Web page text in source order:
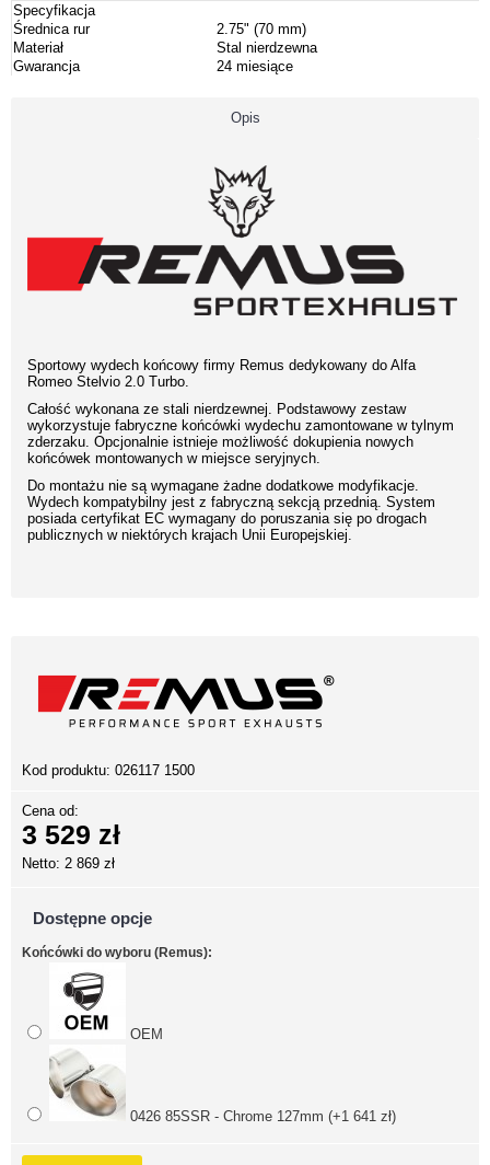
Specyfikacja
Średnica rur
2.75" (70 mm)
Materiał
Stal nierdzewna
Gwarancja
24 miesiące
Opis
Sportowy wydech końcowy firmy Remus dedykowany do Alfa
Romeo Stelvio 2.0 Turbo.
Całość wykonana ze stali nierdzewnej. Podstawowy zestaw
wykorzystuje fabryczne końcówki wydechu zamontowane w tylnym
zderzaku. Opcjonalnie istnieje możliwość dokupienia nowych
końcówek montowanych w miejsce seryjnych.
Do montażu nie są wymagane żadne dodatkowe modyfikacje.
Wydech kompatybilny jest z fabryczną sekcją przednią. System
posiada certyfikat EC wymagany do poruszania się po drogach
publicznych w niektórych krajach Unii Europejskiej.
Kod produktu: 026117 1500
Cena od:
3 529 zł
Netto: 2 869 zł
Dostępne opcje
Końcówki do wyboru (Remus):
OEM
0426 85SSR - Chrome 127mm (+1 641 zł)